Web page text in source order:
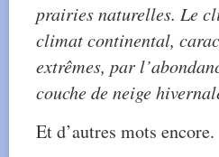
prairies naturelles. Le
climat continental,
extrêmes, par
couche de neige
Et d’autres mots encore.